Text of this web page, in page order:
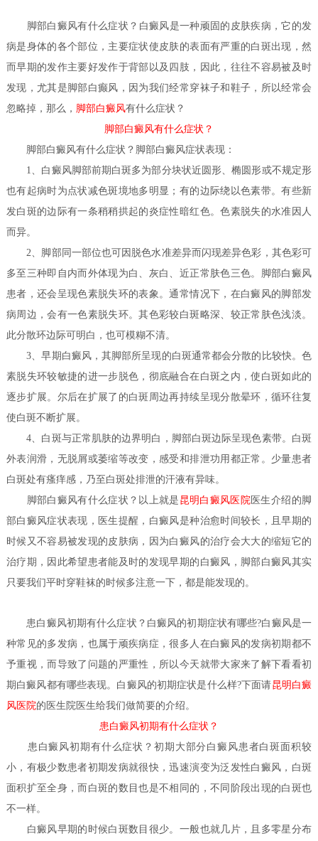
脚部白癜风有什么症状？ 白癜风是一种顽固的皮肤疾病，它的发
病是身体的各个部位，主要症状使皮肤的表面有严重的白斑出现，然
而早期的发作主要好发作于背部以及四肢，因此，往往不容易被及时
发现，尤其是脚部白癫风，因为我们经常穿袜子和鞋子，所以经常会
忽略掉，那么， 脚部白癜风有什么症状？
脚部白癜风有什么症状？
脚部白癜风有什么症状？ 脚部白癜风症状表现：
1、白癜风脚部前期白斑多为部分块状近圆形、椭圆形或不规定形
也有起病时为点状减色斑境地多明显；有的边际绕以色素带。有些新
发白斑的边际有一条稍稍拱起的炎症性暗红色。色素脱失的水准因人
而异。
2、脚部同一部位也可因脱色水准差异而闪现差异色彩，其色彩可
多至三种即自内而外体现为白、灰白、近正常肤色三色。脚部白癜风
患者，还会呈现色素脱失环的表象。通常情况下，在白癜风的脚部发
病周边，会有一色素脱失环。其色彩较白斑略深、较正常肤色浅淡。
此分散环边际可明白，也可模糊不清。
3、早期白癜风，其脚部所呈现的白斑通常都会分散的比较快。色
素脱失环较敏捷的进一步脱色，彻底融合在白斑之内，使白斑如此的
逐步扩展。尔后在扩展了的白斑周边再持续呈现分散晕环，循环往复
使白斑不断扩展。
4、白斑与正常肌肤的边界明白，脚部白斑边际呈现色素带。白斑
外表润滑，无脱屑或萎缩等改变，感受和排泄功用都正常。少量患者
白斑处有瘙痒感，乃至白斑处排泄的汗液有异味。
脚部白癜风有什么症状？ 以上就是 昆明白癜风医院医生​介绍的脚
部白癜风症状表现，医生提醒，白癜风是种治愈时间较长，且早期的
时候又不容易被发现的皮肤病，因为白癜风的治疗会大大的缩短它的
治疗期，因此希望患者能及时的发现早期的白癜风，脚部白癜风其实
只要我们平时穿鞋袜的时候多注意一下，都是能发现的。
患白癜风初期有什么症状？ 白癜风的初期症状有哪些?白癜风是一
种常见的多发病，也属于顽疾病症，很多人在白癜风的发病初期都不
予重视，而导致了问题的严重性，所以今天就带大家来了解下看看初
期白癜风都有哪些表现。白癜风的初期症状是什么样?下面请昆明白癜
风医院的医生 院医生给我们做简要的介绍。
患白癜风初期有什么症状？
患白癜风初期有什么症状？ 初期大部分白癜风患者白斑面积较
小，有极少数患者初期发病就很快，迅速演变为泛发性白癜风，白斑
面积扩至全身，而白斑的数目也是不相同的，不同阶段出现的白斑也
不一样。
白癜风早期的时候白斑数目很少。一般也就几片，且多零星分布